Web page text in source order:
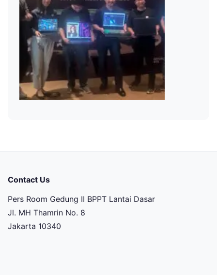
Contact Us
Pers Room Gedung II BPPT Lantai Dasar
Jl. MH Thamrin No. 8
Jakarta 10340